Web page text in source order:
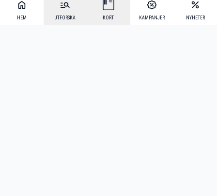
HEM UTFORSKA KORT KAMPANJER NYHETER